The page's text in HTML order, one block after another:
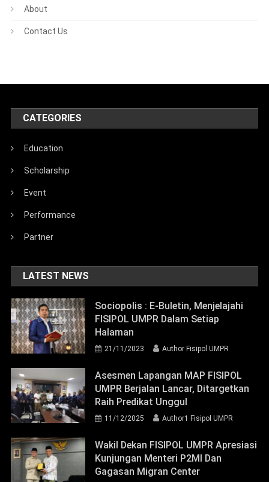
About
Contact Us
CATEGORIES
Education
Scholarship
Event
Performance
Partner
LATEST NEWS
Sociopolis : E-Buletin, Menjelajahi
FISIPOL UMPR Dalam Setiap
Halaman
21/11/2023 Author Fisipol UMPR
Asesmen Lapangan MAP FISIPOL
UMPR Berjalan Lancar, Ditargetkan
Raih Predikat Unggul
11/12/2025 Author1 Fisipol UMPR
Wakil Dekan FISIPOL UMPR Apresiasi
Kunjungan Menteri P2MI Dan
Gagasan Migran Center